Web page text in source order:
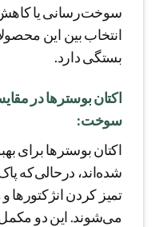
سوخت‌رسانی یا کاهش
انتخاب بین این
بستگی دارد.
اکتان بوسترها در
سوخت:
اکتان بوسترها برای
شده‌اند، درحالی‌که
تمیز کردن انژکتورها
می‌شوند. این دو مکمل